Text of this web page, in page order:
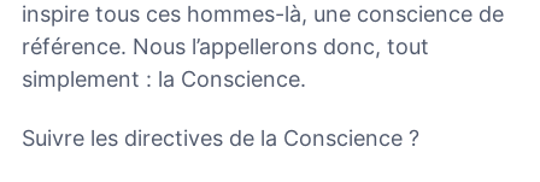
inspire tous ces hommes-là, une conscience de
référence. Nous l’appellerons donc, tout
simplement : la Conscience.
Suivre les directives de la Conscience ?